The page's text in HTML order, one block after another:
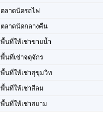
ตลาดนัดรถไฟ
ตลาดนัดกลางคืน
พื้นที่ให้เช่าขายน้ำ
พื้นที่เช่าจตุจักร
พื้นที่ให้เช่าสุขุมวิท
พื้นที่ให้เช่าสีลม
พื้นที่ให้เช่าสยาม